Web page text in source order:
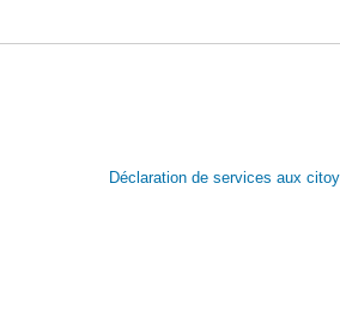
Déclaration de services aux